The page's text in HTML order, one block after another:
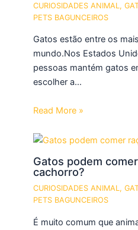
CURIOSIDADES ANIMAL ,
PETS BAGUNCEIROS
Gatos estão entre os
mundo.Nos Estados
pessoas mantém gatos
escolher a…
Read More »
Gatos podem
cachorro?
CURIOSIDADES ANIMAL,
PETS BAGUNCEIROS
É muito comum que